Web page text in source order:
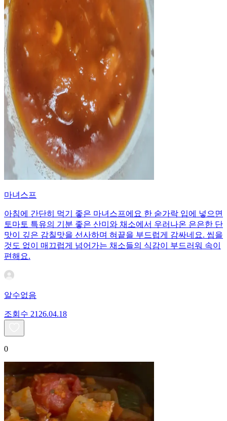
마녀스프
아침에 간단히 먹기 좋은 마녀스프에요 한 숟가락 입에 넣으면
토마토 특유의 기분 좋은 산미와 채소에서 우러나온 은은한 단
맛이 깊은 감칠맛을 선사하며 혀끝을 부드럽게 감싸네요. 씹을
것도 없이 매끄럽게 넘어가는 채소들의 식감이 부드러워 속이
편해요.
알수없음
조회수 21 26.04.18
0